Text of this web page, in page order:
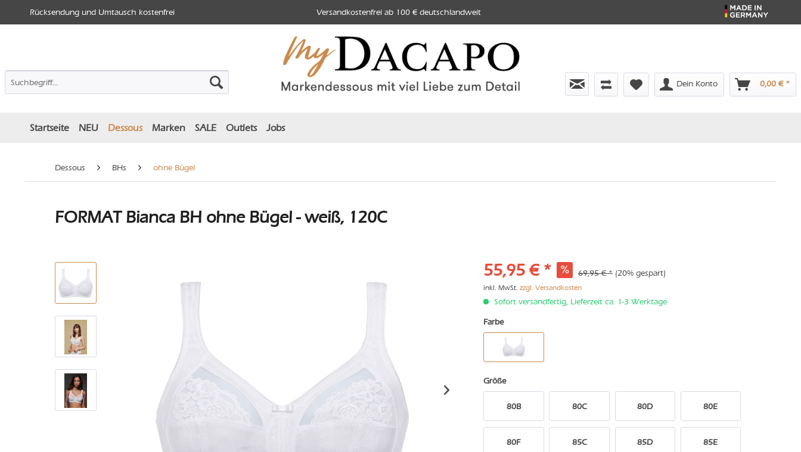
Rücksendung und Umtausch kostenfrei Versandkostenfrei ab 100 € deutschlandweit
Dein Konto 0,00 € *
Startseite NEU Dessous Marken SALE Outlets Jobs
Dessous BHs ohne Bügel
FORMAT Bianca BH ohne Bügel - weiß, 120C
55,95 € * 69,95 € * (20% gespart)
inkl. MwSt.zzgl. Versandkosten
Sofort versandfertig, Lieferzeit ca. 1-3 Werktage
Farbe
Größe
80B 80C 80D 80E
80F 85C 85D 85E